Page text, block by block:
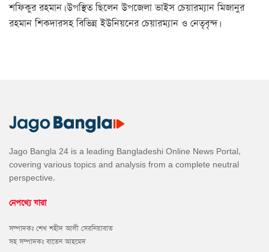
শফিকুর রহমান। উপস্থিত ছিলেন উপজেলা ভাইস চেয়ারম্যান মিজানুর
রহমান শিকদারসহ বিভিন্ন ইউনিয়নের চেয়ারম্যান ও নেতৃবৃন্দ।
Jago Bangla 24 is a leading Bangladeshi Online News Portal,
covering various topics and analysis from a complete neutral
perspective.
নেপথ্যে যারা
সম্পাদকঃ শেখ শহীদ আলী সেরনিয়াবাত
সহ সম্পাদকঃ বাতেন আহমেদ